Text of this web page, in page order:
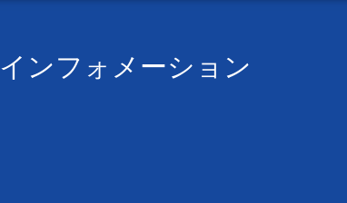
インフォメーション